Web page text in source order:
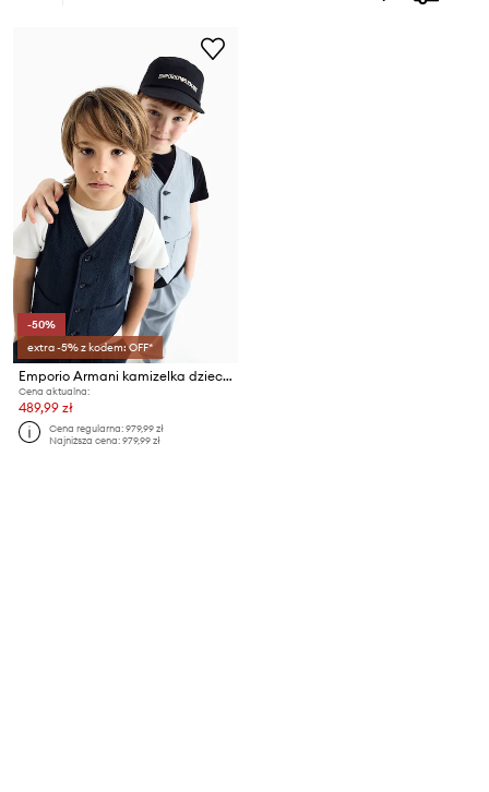
-50%
extra -5% z kodem: OFF*
Emporio Armani kamizelka dziecięca
Cena aktualna:
489,99 zł
Cena regularna:979,99 zł
Najniższa cena:979,99 zł